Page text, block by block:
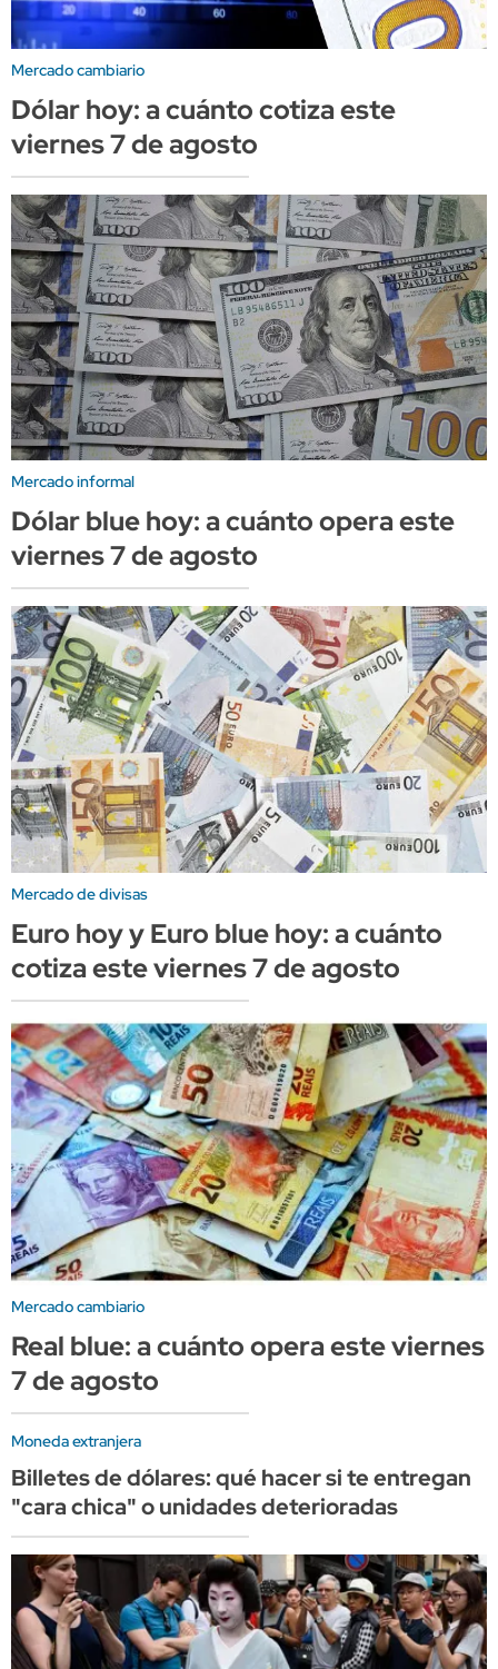
Mercado cambiario
Dólar hoy: a cuánto cotiza este
viernes 7 de agosto
Mercado informal
Dólar blue hoy: a cuánto opera este
viernes 7 de agosto
Mercado de divisas
Euro hoy y Euro blue hoy: a cuánto
cotiza este viernes 7 de agosto
Mercado cambiario
Real blue: a cuánto opera este viernes
7 de agosto
Moneda extranjera
Billetes de dólares: qué hacer si te entregan
"cara chica" o unidades deterioradas